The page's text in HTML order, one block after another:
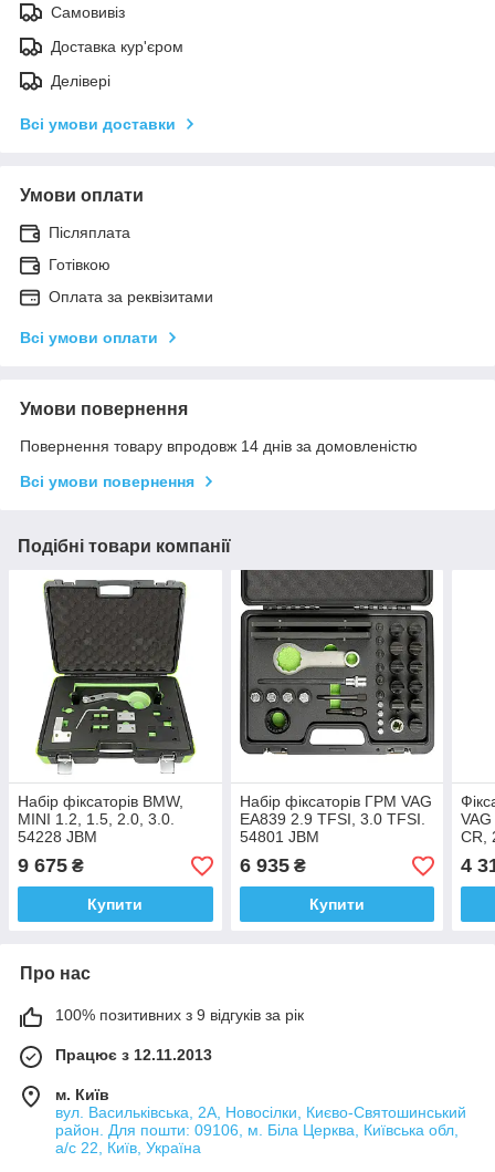
Самовивіз
Доставка кур'єром
Делівері
Всі умови доставки
Умови оплати
Післяплата
Готівкою
Оплата за реквізитами
Всі умови оплати
Умови повернення
Повернення товару впродовж 14 днів за домовленістю
Всі умови повернення
Подібні товари компанії
Набір фіксаторів BMW,
MINI 1.2, 1.5, 2.0, 3.0.
54228 JBM
9 675 ₴
Купити
Набір фіксаторів ГРМ VAG
EA839 2.9 TFSI, 3.0 TFSI.
54801 JBM
6 935₴
Купити
CR,
4
Про нас
100% позитивних з 9 відгуків за рік
Працює з 12.11.2013
м. Київ
вул. Васильківська, 2А, Новосілки, Києво-Святошинський
район. Для пошти: 09106, м. Біла Церква, Київська обл,
а/с 22, Київ, Україна